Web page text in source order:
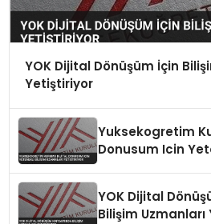
YOK Dijital Dönüşüm İçin
Yetiştiriyor
Yuksekogretim
Donusum Icin
YOK Dijital
Bilişim